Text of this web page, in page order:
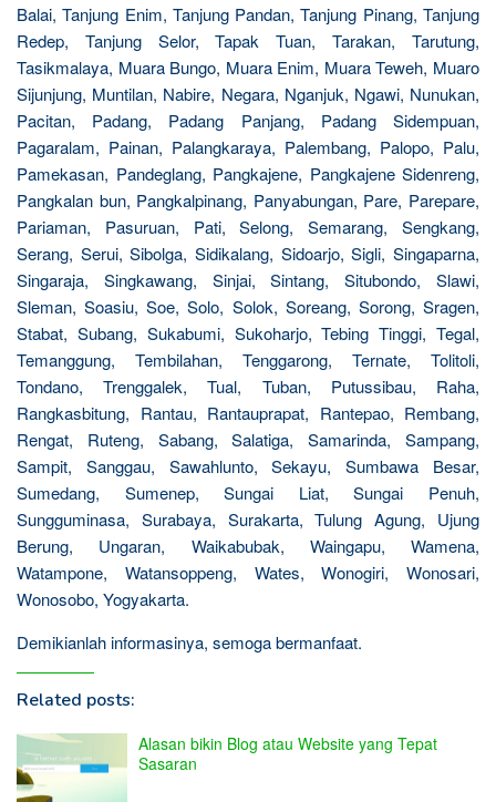
Balai, Tanjung Enim, Tanjung Pandan, Tanjung Pinang, Tanjung
Redep, Tanjung Selor, Tapak Tuan, Tarakan, Tarutung,
Tasikmalaya, Muara Bungo, Muara Enim, Muara Teweh, Muaro
Sijunjung, Muntilan, Nabire, Negara, Nganjuk, Ngawi, Nunukan,
Pacitan, Padang, Padang Panjang, Padang Sidempuan,
Pagaralam, Painan, Palangkaraya, Palembang, Palopo, Palu,
Pamekasan, Pandeglang, Pangkajene, Pangkajene Sidenreng,
Pangkalan bun, Pangkalpinang, Panyabungan, Pare, Parepare,
Pariaman, Pasuruan, Pati, Selong, Semarang, Sengkang,
Serang, Serui, Sibolga, Sidikalang, Sidoarjo, Sigli, Singaparna,
Singaraja, Singkawang, Sinjai, Sintang, Situbondo, Slawi,
Sleman, Soasiu, Soe, Solo, Solok, Soreang, Sorong, Sragen,
Stabat, Subang, Sukabumi, Sukoharjo, Tebing Tinggi, Tegal,
Temanggung, Tembilahan, Tenggarong, Ternate, Tolitoli,
Tondano, Trenggalek, Tual, Tuban, Putussibau, Raha,
Rangkasbitung, Rantau, Rantauprapat, Rantepao, Rembang,
Rengat, Ruteng, Sabang, Salatiga, Samarinda, Sampang,
Sampit, Sanggau, Sawahlunto, Sekayu, Sumbawa Besar,
Sumedang, Sumenep, Sungai Liat, Sungai Penuh,
Sungguminasa, Surabaya, Surakarta, Tulung Agung, Ujung
Berung, Ungaran, Waikabubak, Waingapu, Wamena,
Watampone, Watansoppeng, Wates, Wonogiri, Wonosari,
Wonosobo, Yogyakarta.
Demikianlah informasinya, semoga bermanfaat.
Related posts:
Alasan bikin Blog atau Website yang Tepat
Sasaran